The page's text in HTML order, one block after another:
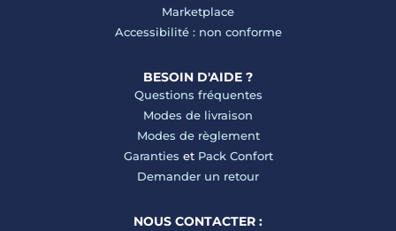
Marketplace
Accessibilité : non conforme
BESOIN D'AIDE ?
Questions fréquentes
Modes de livraison
Modes de règlement
Garanties et Pack Confort
Demander un retour
NOUS CONTACTER :